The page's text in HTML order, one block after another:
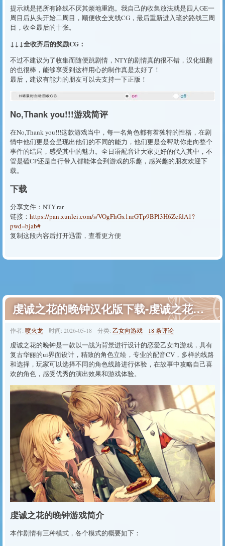
提示就是把所有路线不厌其烦地重跑。我自己的收集放法就是四人GE一
周目后从头开始二周目，顺便收全支线CG，最后重新进入琉的路线三周
目，收全最后的十张。
↓↓↓全收齐后的奖励CG：
不过不建议为了收集而随便跳剧情，NTY的剧情真的很不错，汉化组翻
的也很棒，能够享受到这样用心的制作真是太好了！
最后，建议有能力的朋友可以去支持一下正版！
No,Thank you!!!游戏简评
在No,Thank you!!!这款游戏当中，每一名角色都有着独特的性格，在剧
情中他们更是会呈现出他们的不同的能力，他们更是会帮助你走向整个
事件的结局，感受其中的魅力。全日语配音让大家更好的代入其中，不
管是磕CP还是自行带入都能体会到游戏的乐趣，感兴趣的朋友欢迎下
载。
下载
分享文件：NTY.rar
链接： https://pan.xunlei.com/s/VOgFhGx1nrGTp9BPl3H6ZcfdA1?
pwd=bjab#
复制这段内容后打开迅雷，查看更方便
虔诚之花的晚钟汉化版下载-虔诚之花的晚钟1926汉化版下载
作者: 喷火龙 时间: 2026-05-18 分类: 乙女向游戏 18 条评论
虔诚之花的晚钟是一款以一战为背景进行设计的恋爱乙女向游戏，具有
复古华丽的ui界面设计，精致的角色立绘，专业的配音CV，多样的线路
和选择，玩家可以选择不同的角色线路进行体验，在故事中攻略自己喜
欢的角色，感受优秀的演出效果和游戏体验。
虔诚之花的晚钟游戏简介
本作剧情有三种模式，各个模式的概要如下：